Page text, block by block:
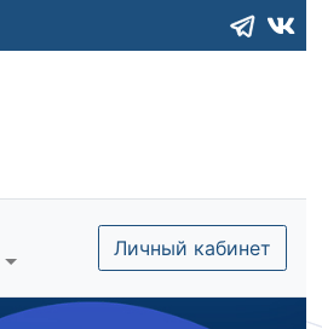
Личный кабинет